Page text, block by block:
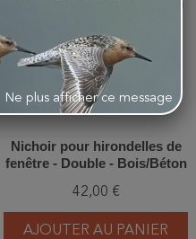
Nichoir pour hirondelles de
fenêtre - Double - Bois/Béton
310/2)
42,00 €
AJOUTER AU PANIER
Ne plus afficher ce message